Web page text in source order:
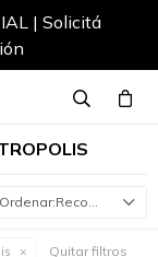
| Solicitá
Recomendados
Quitar filtros